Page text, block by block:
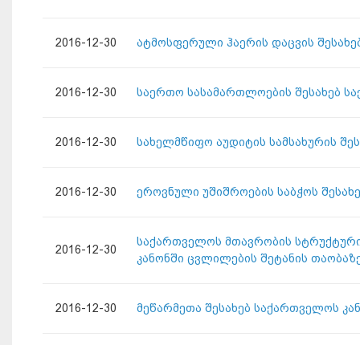
2016-12-30 ატმოსფერული ჰაერის დაცვის
2016-12-30 საერთო სასამართლოების შესახებ
2016-12-30 სახელმწიფო აუდიტის სამსახურის
2016-12-30 ეროვნული უშიშროების საბჭოს
2016-12-30
საქართველოს მთავრობის
კანონში ცვლილების შეტანის
2016-12-30 მეწარმეთა შესახებ საქართველოს